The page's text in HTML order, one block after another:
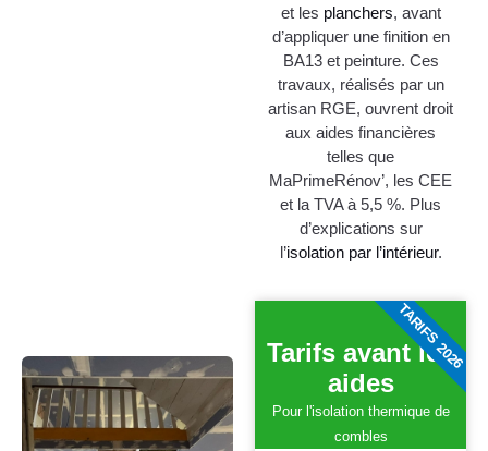
et les planchers, avant
d’appliquer une finition en
BA13 et peinture. Ces
travaux, réalisés par un
artisan RGE, ouvrent droit
aux aides financières
telles que
MaPrimeRénov’, les CEE
et la TVA à 5,5 %. Plus
d’explications sur
l’isolation par l’intérieur.
Tarifs avant les
aides
Pour l'isolation thermique de
combles
TARIFS 2026